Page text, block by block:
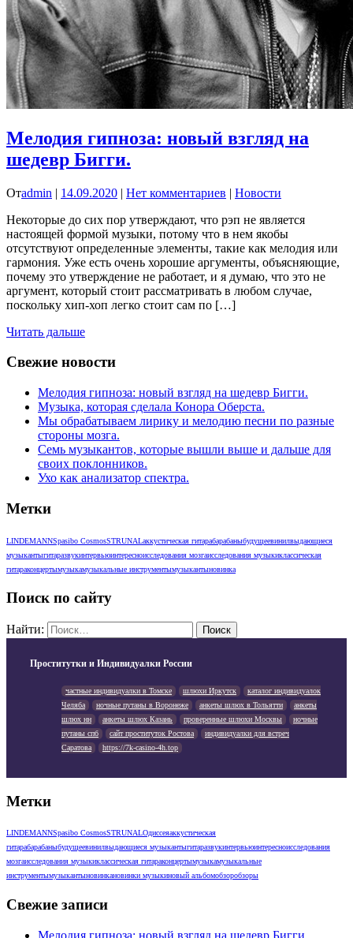
Мелодия гипноза: новый взгляд на
шедевр Бигги.
Отadmin | 14.09.2020 | Нет комментариев | Новости
Некоторые до сих пор утверждают, что рэп не является
настоящей формой музыки, потому что в нем якобы
отсутствуют определенные элементы, такие как мелодия или
гармония. Уже есть очень хорошие аргументы, объясняющие,
почему это утверждение не работает, и я думаю, что это не
аргумент, который стоит рассматривать в любом случае,
поскольку хип-хоп легко стоит сам по […]
Читать дальше
Свежие новости
Мелодия гипноза: новый взгляд на шедевр Бигги.
Музыка, которая сделала Конора Оберста.
Мы обрабатываем лирику и мелодию песни по разные
стороны мозга.
Семь музыкантов, которые вышли выше и дальше для
своих поклонников.
Ухо как анализатор спектра.
Метки
LINDEMANNSpasibo CosmosSTRUNALаккустическая гитарабарабаныбудущеевинилвыдающиеся
музыкантыгитаразвукинтервьюинтересноисследования мозгаисследования музыкиклассическая
гитараконцертымузыкамузыкальные инструментымузыкантыновинка
Поиск по сайту
Найти:
Проститутки и Индивидуалки России
частные индивидуалки в Томске шлюхи Иркутск
каталог индивидуалок
Челяба
ночные путаны в Воронеже анкеты шлюх в Тольятти
анкеты
шлюх нн
анкеты шлюх Казань проверенные шлюхи Москвы
ночные
путаны спб
сайт проституток Ростова
индивидуалки для встреч
Саратова
https://7k-casino-4h.top
Метки
LINDEMANNSpasibo CosmosSTRUNALОдиссеяаккустическая
гитарабарабаныбудущеевинилвыдающиеся музыкантыгитаразвукинтервьюинтересноисследования
мозгаисследования музыкиклассическая гитараконцертымузыкамузыкальные
инструментымузыкантыновинкановинки музыкиновый альбомобзоробзоры
Свежие записи
Мелодия гипноза: новый взгляд на шедевр Бигги.